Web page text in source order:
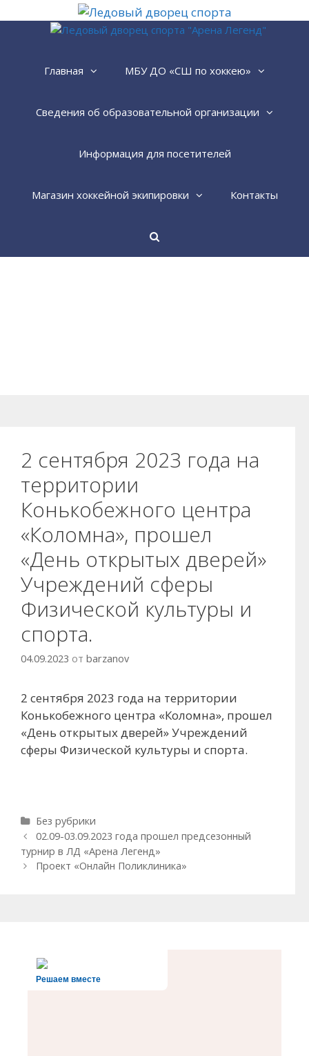
Перейти
Главная МБУ ДО «СШ по хоккею»
Сведения об образовательной организации
Информация для посетителей
Магазин хоккейной экипировки Контакты
2 сентября 2023 года на
территории
Конькобежного центра
«Коломна», прошел
«День открытых дверей»
Учреждений сферы
Физической культуры и
спорта.
04.09.2023 от barzanov
2 сентября 2023 года на территории
Конькобежного центра «Коломна», прошел
«День открытых дверей» Учреждений
сферы Физической культуры и спорта.
Рубрики
Без рубрики
Навигация
записи
02.09-03.09.2023 года прошел предсезонный
турнир в ЛД «Арена Легенд»
Проект «Онлайн Поликлиника»
Решаем вместе